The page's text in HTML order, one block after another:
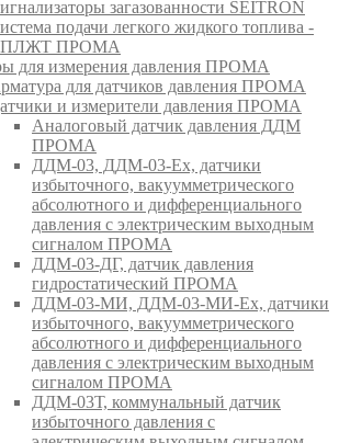
загазованности SEITRON
подачи легкого жидкого топлива -
ПРОМА
для измерения давления ПРОМА
для датчиков давления ПРОМА
и измерители давления ПРОМА
Аналоговый датчик давления ДДМ
ПРОМА
ДДМ-03, ДДМ-03-Ех, датчики
избыточного, вакуумметрического
абсолютного и дифференциального
давления с электрическим выходным
сигналом ПРОМА
ДДМ-03-ДГ, датчик давления
гидростатический ПРОМА
ДДМ-03-МИ, ДДМ-03-МИ-Ех, датчики
избыточного, вакуумметрического
абсолютного и дифференциального
давления с электрическим выходным
сигналом ПРОМА
ДДМ-03Т, коммунальный датчик
избыточного давления с